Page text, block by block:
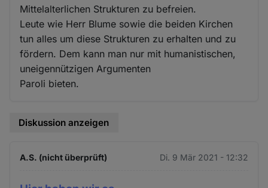
Mittelalterlichen Strukturen zu befreien.
Leute wie Herr Blume sowie die beiden Kirchen
tun alles um diese Strukturen zu erhalten und zu
fördern. Dem kann man nur mit humanistischen,
uneigennützigen Argumenten
Paroli bieten.
Diskussion anzeigen
A.S. (nicht überprüft) Di. 9 Mär 2021 - 12:32